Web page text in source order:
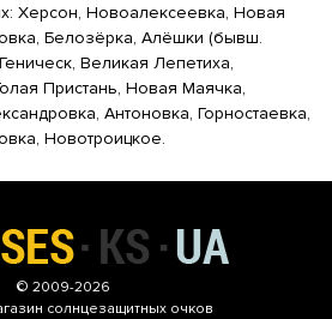
Херсон, Новоалексеевка, Новая
Белозёрка, Алёшки (бывш.
Великая Лепетиха,
Пристань, Новая Маячка,
Антоновка, Горностаевка,
Новотроицкое.
© 2009-2026
солнцезащитных очков